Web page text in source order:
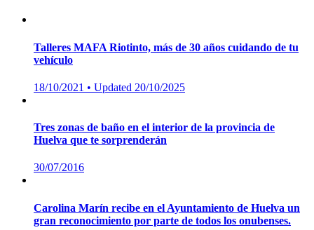
Talleres MAFA Riotinto, más de 30 años cuidando de tu
vehículo
Posted
18/10/2021 • Updated 20/10/2025
Tres zonas de baño en el interior de la provincia de
Huelva que te sorprenderán
Posted
30/07/2016
Carolina Marín recibe en el Ayuntamiento de Huelva un
gran reconocimiento por parte de todos los onubenses.